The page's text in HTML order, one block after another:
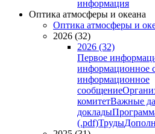
информация
Оптика атмосферы и океана
Оптика атмосферы и
2026 (32)
2026 (32)
Первое
информационное
информационное
сообщение
комитетВажные
доклады
(.pdf)Труды